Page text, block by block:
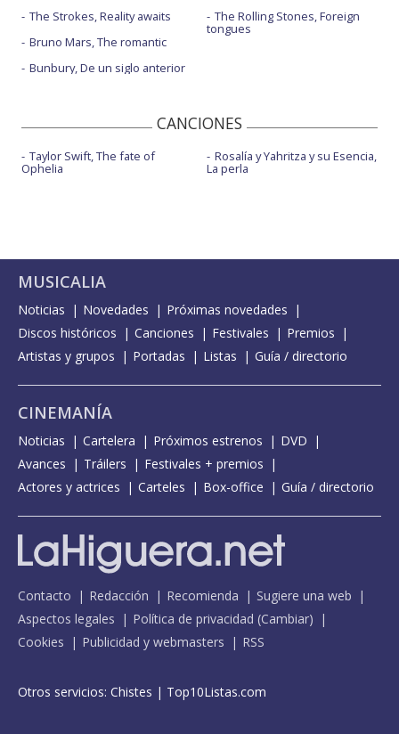
The Strokes, Reality awaits
Bruno Mars, The romantic
Bunbury, De un siglo anterior
The Rolling Stones, Foreign
tongues
CANCIONES
Taylor Swift, The fate of
Ophelia
Rosalía y Yahritza y su Esencia,
La perla
MUSICALIA
Noticias Novedades
Próximas novedades
Discos históricos
Canciones Festivales
Premios
Artistas y grupos
Portadas Listas Guía / directorio
CINEMANÍA
Noticias Cartelera Próximos estrenos
DVD
Avances
Tráilers
Festivales + premios
Actores y actrices
Carteles Box-office Guía / directorio
Contacto Redacción Recomienda
Sugiere una web
Aspectos legales
Política de privacidad (Cambiar)
Cookies
Publicidad y webmasters RSS
Otros servicios: Chistes | Top10Listas.com